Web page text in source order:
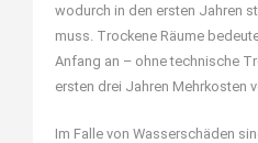
wodurch in den ersten Jahren
muss. Trockene Räume
Anfang an – ohne technische
ersten drei Jahren Mehrkosten
Im Falle von Wasserschäden